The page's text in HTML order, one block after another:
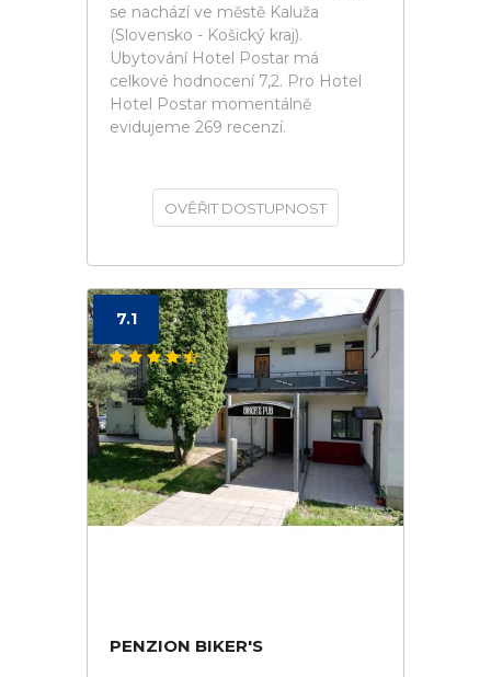
se nachází ve městě Kaluža
(Slovensko - Košický kraj).
Ubytování Hotel Postar má
celkové hodnocení 7,2. Pro Hotel
Hotel Postar momentálně
evidujeme 269 recenzí.
OVĚŘIT DOSTUPNOST
7.1
PENZION BIKER'S